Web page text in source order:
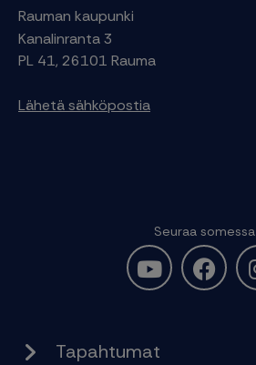
Rauman kaupunki
Kanalinranta 3
PL 41, 26101 Rauma
Lähetä sähköpostia
Seuraa somessa
Tapahtumat